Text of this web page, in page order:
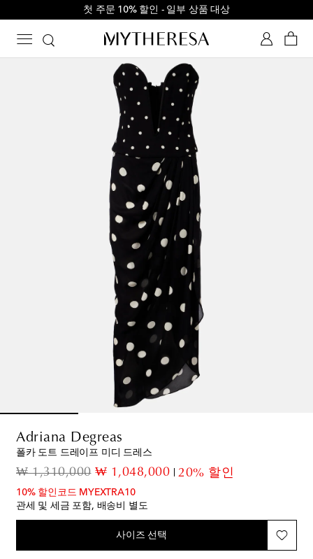
첫 주문 10% 할인 - 일부 상품 대상
Adriana Degreas
폴카 도트 드레이프 미디 드레스
₩ 1,310,000original price
₩ 1,048,000discount price
20% 할인
10% 할인코드 MYEXTRA10
관세 및 세금 포함, 배송비 별도
사이즈 선택